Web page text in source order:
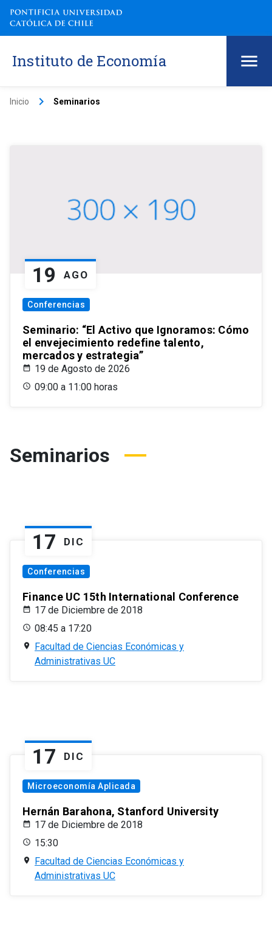
Instituto de Economía
Inicio keyboard_arrow_right Seminarios
19 AGO
Conferencias
Seminario: “El Activo que Ignoramos: Cómo
el envejecimiento redefine talento,
mercados y estrategia”
19 de Agosto de 2026
09:00 a 11:00 horas
Seminarios
17 DIC
Conferencias
Finance UC 15th International Conference
17 de Diciembre de 2018
08:45 a 17:20
Facultad de Ciencias Económicas y
Administrativas UC
17 DIC
Microeconomía Aplicada
Hernán Barahona, Stanford University
17 de Diciembre de 2018
15:30
Facultad de Ciencias Económicas y
Administrativas UC